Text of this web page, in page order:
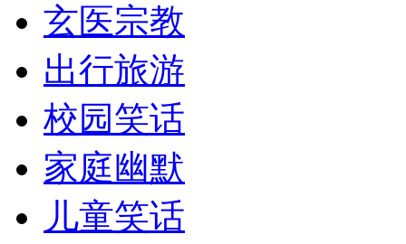
玄医宗教
出行旅游
校园笑话
家庭幽默
儿童笑话